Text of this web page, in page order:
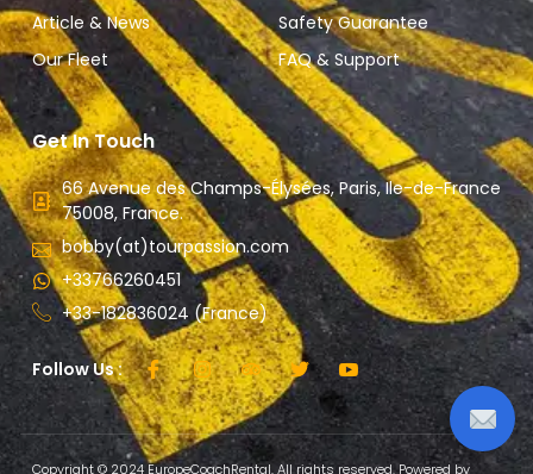
Article & News
Our Fleet
Safety Guarantee
FAQ & Support
Get In Touch
66 Avenue des Champs-Élysées, Paris, Ile-de-France
75008, France.
bobby(at)tourpassion.com
+33766260451
+33-182836024 (France)
Follow Us :
Copyright © 2024 EuropeCoachRental, All rights reserved. Powered by